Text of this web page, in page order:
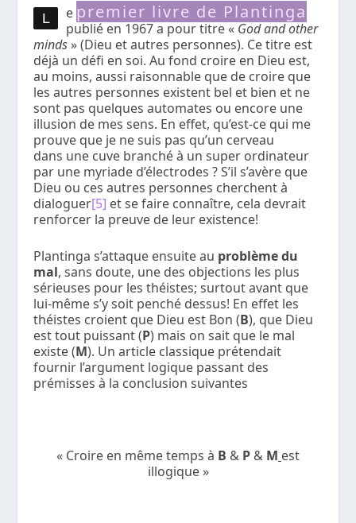
L e premier livre de Plantinga
publié en 1967 a pour titre « God and other
minds » (Dieu et autres personnes). Ce titre est
déjà un défi en soi. Au fond croire en Dieu est,
au moins, aussi raisonnable que de croire que
les autres personnes existent bel et bien et ne
sont pas quelques automates ou encore une
illusion de mes sens. En effet, qu’est-ce qui me
prouve que je ne suis pas qu’un cerveau
dans une cuve branché à un super ordinateur
par une myriade d’électrodes ? S’il s’avère que
Dieu ou ces autres personnes cherchent à
dialoguer[5] et se faire connaître, cela devrait
renforcer la preuve de leur existence!
Plantinga s’attaque ensuite au problème du
mal, sans doute, une des objections les plus
sérieuses pour les théistes; surtout avant que
lui-même s’y soit penché dessus! En effet les
théistes croient que Dieu est Bon (B), que Dieu
est tout puissant (P) mais on sait que le mal
existe (M). Un article classique prétendait
fournir l’argument logique passant des
prémisses à la conclusion suivantes
« Croire en même temps à B & P & M est
illogique »